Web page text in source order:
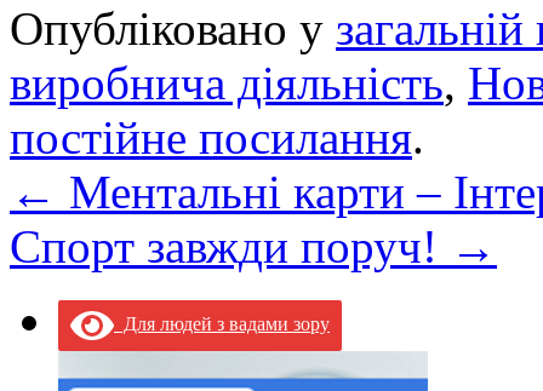
Опубліковано у загальній
виробнича діяльність,
постійне посилання.
← Ментальні карти –
Спорт завжди поруч! →
Для людей з вадами зору